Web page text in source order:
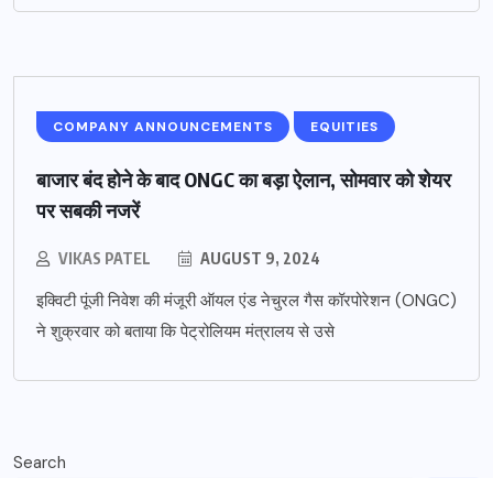
COMPANY ANNOUNCEMENTS EQUITIES
बाजार बंद होने के बाद ONGC का बड़ा ऐलान, सोमवार को शेयर
पर सबकी नजरें
VIKAS PATEL AUGUST 9, 2024
इक्विटी पूंजी निवेश की मंजूरी ऑयल एंड नेचुरल गैस कॉरपोरेशन (ONGC)
ने शुक्रवार को बताया कि पेट्रोलियम मंत्रालय से उसे
Search